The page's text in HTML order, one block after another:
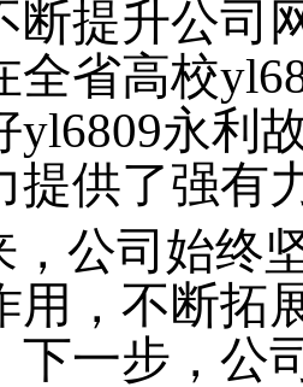
断提升公司
全省高校
yl6809永利
提供了强有
，公司始终
用，不断拓
下一步，公